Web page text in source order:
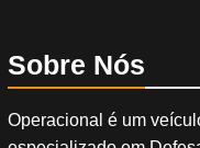
Sobre Nós
Operacional é um